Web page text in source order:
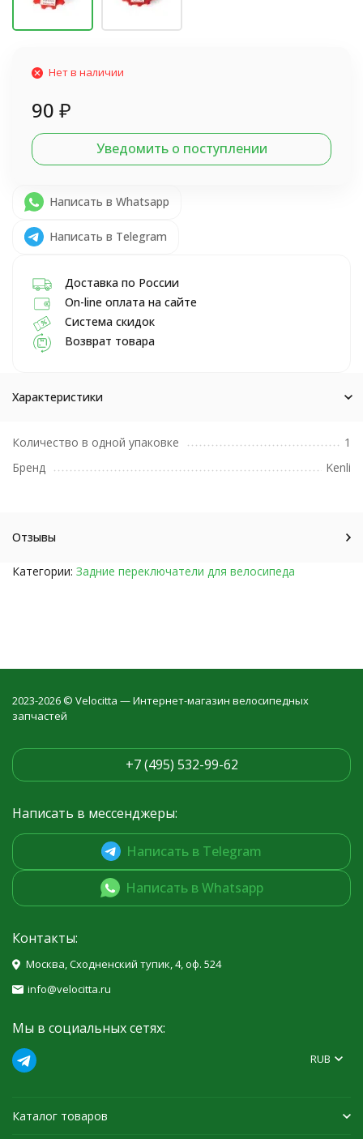
Нет в наличии
90 ₽
Уведомить о поступлении
Написать в Whatsapp
Написать в Telegram
Доставка по России
On-line оплата на сайте
Система скидок
Возврат товара
Характеристики
Количество в одной упаковке
1
Бренд
Kenli
Отзывы
Категории: Задние переключатели для велосипеда
2023-2026 © Velocitta — Интернет-магазин велосипедных
запчастей
+7 (495) 532-99-62
Написать в мессенджеры:
Написать в Telegram
Написать в Whatsapp
Контакты:
Москва, Сходненский тупик, 4, оф. 524
info@velocitta.ru
Мы в социальных сетях:
RUB
Каталог товаров